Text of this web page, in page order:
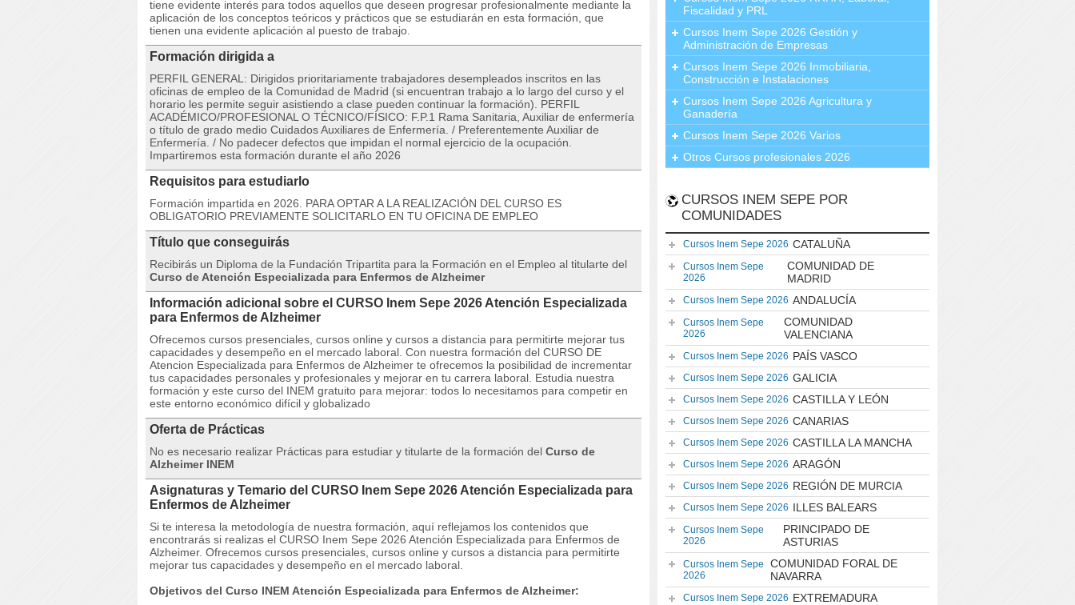
tiene evidente interés para todos aquellos que deseen progresar profesionalmente mediante la
aplicación de los conceptos teóricos y prácticos que se estudiarán en esta formación, que
tienen una evidente aplicación al puesto de trabajo.
Formación dirigida a
PERFIL GENERAL: Dirigidos prioritariamente trabajadores desempleados inscritos en las
oficinas de empleo de la Comunidad de Madrid (si encuentran trabajo a lo largo del curso y el
horario les permite seguir asistiendo a clase pueden continuar la formación). PERFIL
ACADÉMICO/PROFESIONAL O TÉCNICO/FÍSICO: F.P.1 Rama Sanitaria, Auxiliar de enfermería
o título de grado medio Cuidados Auxiliares de Enfermería. / Preferentemente Auxiliar de
Enfermería. / No padecer defectos que impidan el normal ejercicio de la ocupación.
Impartiremos esta formación durante el año 2026
Requisitos para estudiarlo
Formación impartida en 2026. PARA OPTAR A LA REALIZACIÓN DEL CURSO ES
OBLIGATORIO PREVIAMENTE SOLICITARLO EN TU OFICINA DE EMPLEO
Título que conseguirás
Recibirás un Diploma de la Fundación Tripartita para la Formación en el Empleo al titularte del
Curso de Atención Especializada para Enfermos de Alzheimer
Información adicional sobre el CURSO Inem Sepe 2026 Atención Especializada
para Enfermos de Alzheimer
Ofrecemos cursos presenciales, cursos online y cursos a distancia para permitirte mejorar tus
capacidades y desempeño en el mercado laboral. Con nuestra formación del CURSO DE
Atencion Especializada para Enfermos de Alzheimer te ofrecemos la posibilidad de incrementar
tus capacidades personales y profesionales y mejorar en tu carrera laboral. Estudia nuestra
formación y este curso del INEM gratuito para mejorar: todos lo necesitamos para competir en
este entorno económico difícil y globalizado
Oferta de Prácticas
No es necesario realizar Prácticas para estudiar y titularte de la formación del Curso de
Alzheimer INEM
Asignaturas y Temario del CURSO Inem Sepe 2026 Atención Especializada para
Enfermos de Alzheimer
Si te interesa la metodología de nuestra formación, aquí reflejamos los contenidos que
encontrarás si realizas el CURSO Inem Sepe 2026 Atención Especializada para Enfermos de
Alzheimer. Ofrecemos cursos presenciales, cursos online y cursos a distancia para permitirte
mejorar tus capacidades y desempeño en el mercado laboral.
Objetivos del Curso INEM Atención Especializada para Enfermos de Alzheimer:
Fiscalidad y PRL
Cursos Inem Sepe 2026 Gestión y
Administración de Empresas
Cursos Inem Sepe 2026 Inmobiliaria,
Construcción e Instalaciones
Cursos Inem Sepe 2026 Agricultura y
Ganadería
Cursos Inem Sepe 2026 Varios
Otros Cursos profesionales 2026
CURSOS INEM SEPE POR
COMUNIDADES
Cursos Inem Sepe 2026 CATALUÑA
Cursos Inem Sepe
2026
COMUNIDAD DE
MADRID
Cursos Inem Sepe 2026 ANDALUCÍA
Cursos Inem Sepe
2026
COMUNIDAD
VALENCIANA
Cursos Inem Sepe 2026 PAÍS VASCO
Cursos Inem Sepe 2026 GALICIA
Cursos Inem Sepe 2026 CASTILLA Y LEÓN
Cursos Inem Sepe 2026 CANARIAS
Cursos Inem Sepe 2026 CASTILLA LA MANCHA
Cursos Inem Sepe 2026 ARAGÓN
Cursos Inem Sepe 2026 REGIÓN DE MURCIA
Cursos Inem Sepe 2026 ILLES BALEARS
Cursos Inem Sepe
2026
PRINCIPADO DE
ASTURIAS
Cursos Inem Sepe
2026
COMUNIDAD FORAL DE
NAVARRA
Cursos Inem Sepe 2026 EXTREMADURA